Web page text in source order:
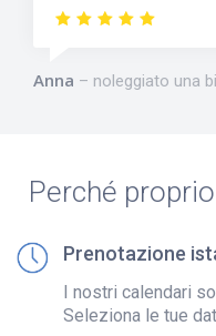
Anna noleggiato una
Perché
Prenotazione
I nostri calendari
Seleziona le tue